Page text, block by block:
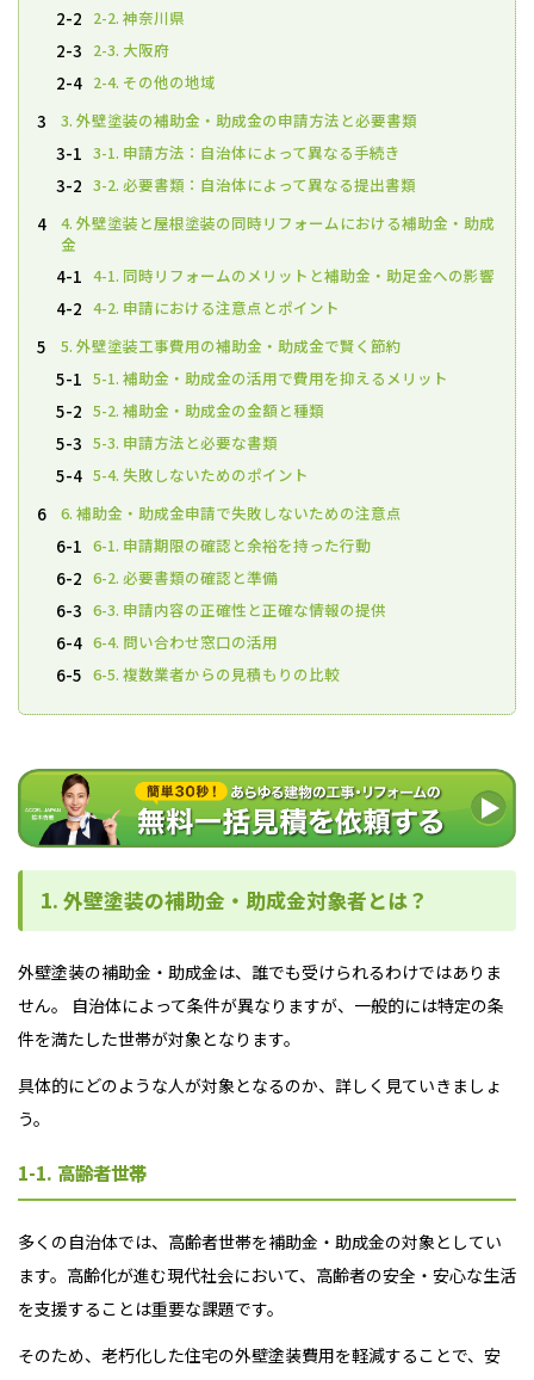
2-2 2-2. 神奈川県
2-3 2-3. 大阪府
2-4 2-4. その他の地域
3
3. 外壁塗装の補助金・助成金の申請方法と必要書類
3-1 3-1. 申請方法：自治体によって異なる手続き
3-2 3-2. 必要書類：自治体によって異なる提出書類
4
4. 外壁塗装と屋根塗装の同時リフォームにおける補助金・助成
金
4-1 4-1. 同時リフォームのメリットと補助金・助足金への影響
4-2 4-2. 申請における注意点とポイント
5
5. 外壁塗装工事費用の補助金・助成金で賢く節約
5-1 5-1. 補助金・助成金の活用で費用を抑えるメリット
5-2 5-2. 補助金・助成金の金額と種類
5-3 5-3. 申請方法と必要な書類
5-4 5-4. 失敗しないためのポイント
6
6. 補助金・助成金申請で失敗しないための注意点
6-1 6-1. 申請期限の確認と余裕を持った行動
6-2 6-2. 必要書類の確認と準備
6-3 6-3. 申請内容の正確性と正確な情報の提供
6-4 6-4. 問い合わせ窓口の活用
6-5 6-5. 複数業者からの見積もりの比較
1. 外壁塗装の補助金・助成金対象者とは？
外壁塗装の補助金・助成金は、誰でも受けられるわけではありま
せん。 自治体によって条件が異なりますが、一般的には特定の条
件を満たした世帯が対象となります。
具体的にどのような人が対象となるのか、詳しく見ていきましょ
う。
1-1. 高齢者世帯
多くの自治体では、高齢者世帯を補助金・助成金の対象としてい
ます。高齢化が進む現代社会において、高齢者の安全・安心な生活
を支援することは重要な課題です。
そのため、老朽化した住宅の外壁塗装費用を軽減することで、安